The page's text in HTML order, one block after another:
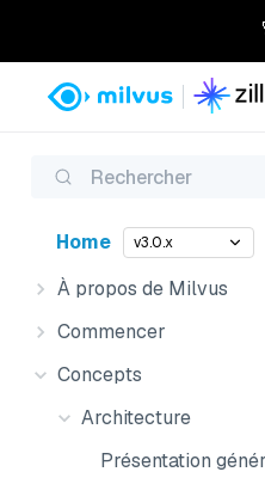
Rechercher
Home v3.0.x
À propos de Milvus
Commencer
Concepts
Architecture
Présentation